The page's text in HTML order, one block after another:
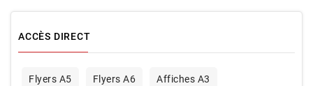
ACCÈS DIRECT
Flyers A5 Flyers A6 Affiches A3